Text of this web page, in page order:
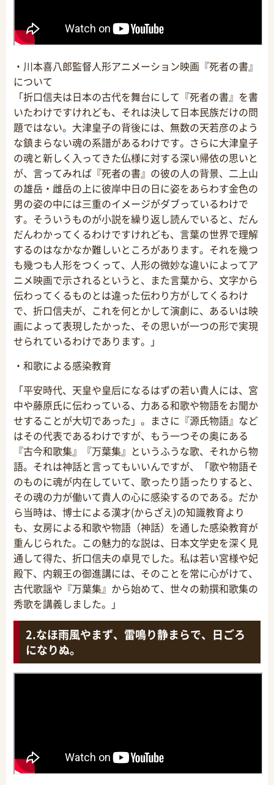
・川本喜八郎監督人形アニメーション映画『死者の書』
について
「折口信夫は日本の古代を舞台にして『死者の書』を書
いたわけですけれども、それは決して日本民族だけの問
題ではない。大津皇子の背後には、無数の天若彦のよう
な鎮まらない魂の系譜があるわけです。さらに大津皇子
の魂と新しく入ってきた仏様に対する深い帰依の思いと
が、言ってみれば『死者の書』の彼の人の背景、二上山
の雄岳・雌岳の上に彼岸中日の日に姿をあらわす金色の
男の姿の中には三重のイメージがダブっているわけで
す。そういうものが小説を繰り返し読んでいると、だん
だんわかってくるわけですけれども、言葉の世界で理解
するのはなかなか難しいところがあります。それを幾つ
も幾つも人形をつくって、人形の微妙な違いによってア
ニメ映画で示されるというと、また言葉から、文字から
伝わってくるものとは違った伝わり方がしてくるわけ
で、折口信夫が、これを何とかして演劇に、あるいは映
画によって表現したかった、その思いが一つの形で実現
せられているわけであります。」
・和歌による感染教育
「平安時代、天皇や皇后になるはずの若い貴人には、宮
中や藤原氏に伝わっている、力ある和歌や物語をお聞か
せすることが大切であった」。まさに『源氏物語』など
はその代表であるわけですが、もう一つその奥にある
『古今和歌集』『万葉集』というふうな歌、それから物
語。それは神話と言ってもいいんですが、「歌や物語そ
のものに魂が内在していて、歌ったり語ったりすると、
その魂の力が働いて貴人の心に感染するのである。だか
ら当時は、博士による漢才(からざえ)の知識教育より
も、女房による和歌や物語（神話）を通した感染教育が
重んじられた。この魅力的な説は、日本文学史を深く見
通して得た、折口信夫の卓見でした。私は若い宮様や妃
殿下、内親王の御進講には、そのことを常に心がけて、
古代歌謡や『万葉集』から始めて、世々の勅撰和歌集の
秀歌を講義しました。」
なほ雨風やまず、雷鳴り静まらで、日ごろ
になりぬ。